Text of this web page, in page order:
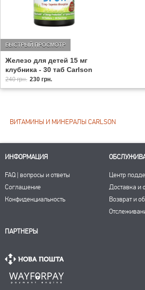
Железо для детей 15 мг
клубника - 30 таб Carlson
БЫСТРЫЙ ПРОСМОТР
240 грн. 230 грн.
ВИТАМИНЫ И МИНЕРАЛЫ CARLSON
ИНФОРМАЦИЯ
FAQ | вопросы и ответы
Соглашение
Конфиденциальность
Центр
Доставка и
Возврат и
ПАРТНЕРЫ